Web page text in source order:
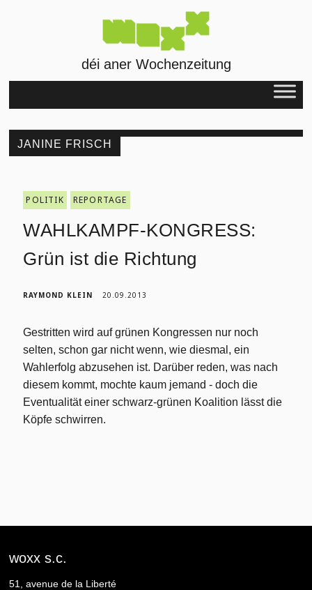
déi aner Wochenzeitung
JANINE FRISCH
POLITIK REPORTAGE
WAHLKAMPF-KONGRESS:
Grün ist die Richtung
RAYMOND KLEIN 20.09.2013
Gestritten wird auf grünen Kongressen nur noch
selten, schon gar nicht wenn, wie diesmal, ein
Wahlerfolg abzusehen ist. Darüber reden, was nach
diesem kommt, mochte kaum jemand - doch die
Eventualität einer schwarz-grünen Koalition lässt die
Köpfe schwirren.
woxx s.c.
51, avenue de la Liberté